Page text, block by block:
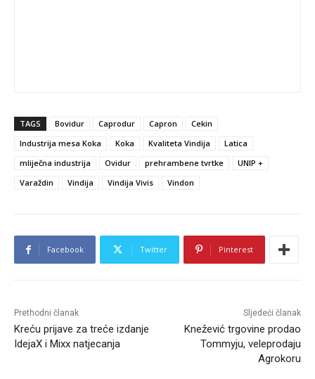
TAGS Bovidur Caprodur Capron
Cekin
Industrija mesa Koka
Koka Kvaliteta Vindija
Latica
mliječna industrija
Ovidur prehrambene tvrtke
UNIP +
Varaždin
Vindija Vindija Vivis Vindon
Facebook Twitter Pinterest
Prethodni članak
Kreću prijave za treće izdanje
IdejaX i Mixx natjecanja
Sljedeći članak
Knežević trgovine prodao
Tommyju, veleprodaju
Agrokoru